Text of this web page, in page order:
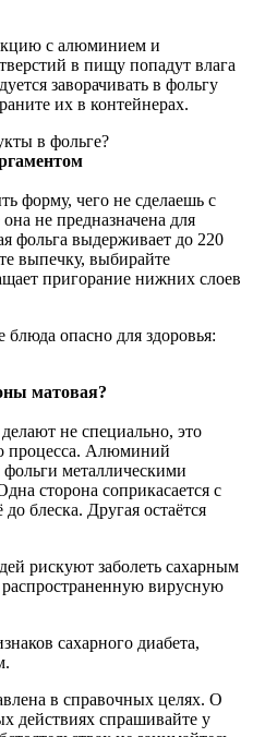
с алюминием и
в пищу попадут влага
заворачивать в фольгу
их в контейнерах.
в фольге?
форму, чего не сделаешь с
не предназначена для
фольга выдерживает до 220
выпечку, выбирайте
пригорание нижних слоев
опасно для здоровья:
матовая?
не специально, это
процесса. Алюминий
фольги металлическими
сторона соприкасается с
блеска. Другая остаётся
рискуют заболеть сахарным
вирусную
сахарного диабета,
в справочных целях. О
действиях спрашивайте у